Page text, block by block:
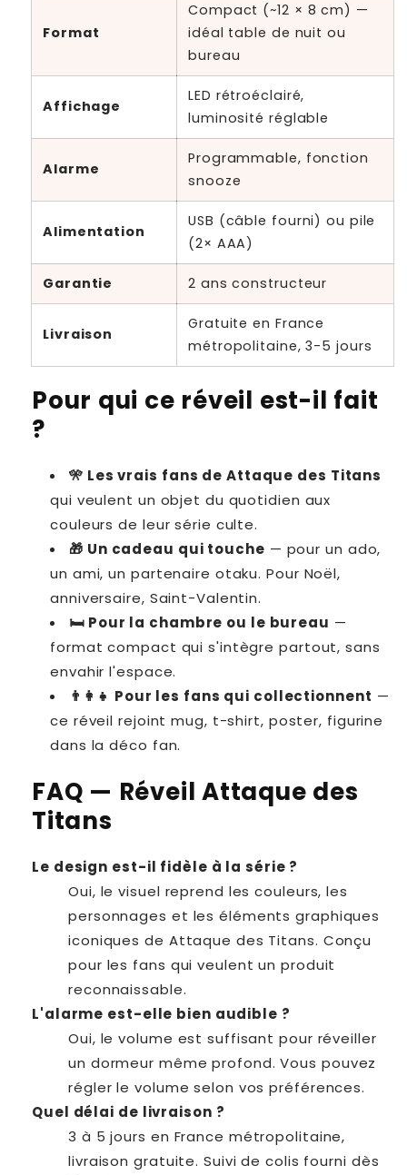
Format
Compact (~12 × 8 cm) —
idéal table de nuit ou
bureau
Affichage
LED rétroéclairé,
luminosité réglable
Alarme
Programmable, fonction
snooze
Alimentation
USB (câble fourni) ou pile
(2× AAA)
Garantie 2 ans constructeur
Livraison
Gratuite en France
métropolitaine, 3-5 jours
Pour qui ce réveil est-il fait
?
🎌 Les vrais fans de Attaque des Titans
qui veulent un objet du quotidien aux
couleurs de leur série culte.
🎁 Un cadeau qui touche — pour un ado,
un ami, un partenaire otaku. Pour Noël,
anniversaire, Saint-Valentin.
🛏 Pour la chambre ou le bureau —
format compact qui s'intègre partout, sans
envahir l'espace.
👨‍👩‍👧 Pour les fans qui collectionnent —
ce réveil rejoint mug, t-shirt, poster, figurine
dans la déco fan.
FAQ — Réveil Attaque des
Titans
Le design est-il fidèle à la série ?
Oui, le visuel reprend les couleurs, les
personnages et les éléments graphiques
iconiques de Attaque des Titans. Conçu
pour les fans qui veulent un produit
reconnaissable.
L'alarme est-elle bien audible ?
Oui, le volume est suffisant pour réveiller
un dormeur même profond. Vous pouvez
régler le volume selon vos préférences.
Quel délai de livraison ?
3 à 5 jours en France métropolitaine,
livraison gratuite. Suivi de colis fourni dès